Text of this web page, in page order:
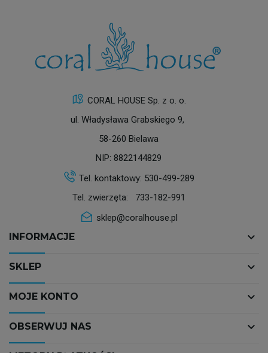
CORAL HOUSE Sp. z o. o.
ul. Władysława Grabskiego 9,
58-260 Bielawa
NIP: 8822144829
Tel. kontaktowy: 530-499-289
Tel. zwierzęta: 733-182-991
sklep@coralhouse.pl
INFORMACJE keyboard_arrow_down
SKLEP keyboard_arrow_down
MOJE KONTO keyboard_arrow_down
OBSERWUJ NAS keyboard_arrow_down